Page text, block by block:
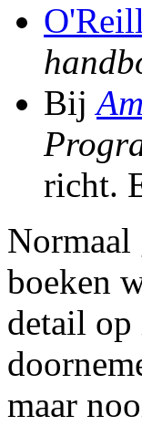
Bij
richt.
Normaal
boeken
detail op
maar